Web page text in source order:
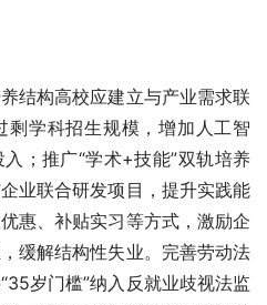
结构高校应建立与产业需求联
剩学科招生规模，增加人工智
；推广“学术+技能”双轨培养
业联合研发项目，提升实践能
惠、补贴实习等方式，激励企
缓解结构性失业。完善劳动法
岁门槛”纳入反就业歧视法监